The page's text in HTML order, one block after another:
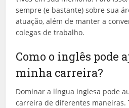
sempre (e bastante) sobre sua
atuação, além de manter a
colegas de trabalho.
Como o inglês pode
minha carreira?
Dominar a língua inglesa pode
carreira de diferentes maneiras.